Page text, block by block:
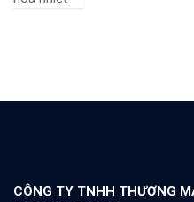
CÔNG TY TNHH THƯƠNG